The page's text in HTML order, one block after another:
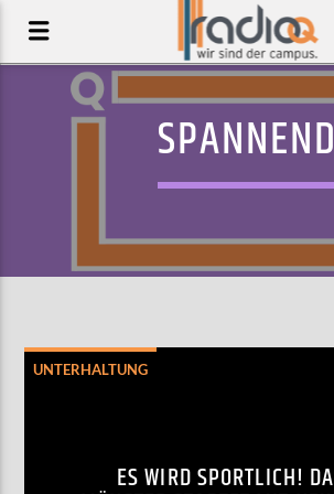
SPANNEND
UNTERHALTUNG
ES WIRD SPORTLICH!